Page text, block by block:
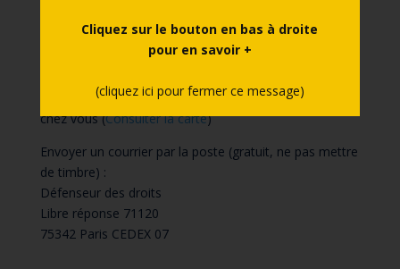
Cliquez sur le bouton en bas à droite
pour en savoir +
(cliquez ici pour fermer ce message)
pas obtenu de réponse satisfaisante.
Contacter le délégué du Défenseur des droits près de
chez vous (Consulter la carte)
Envoyer un courrier par la poste (gratuit, ne pas mettre
de timbre) :
Défenseur des droits
Libre réponse 71120
75342 Paris CEDEX 07